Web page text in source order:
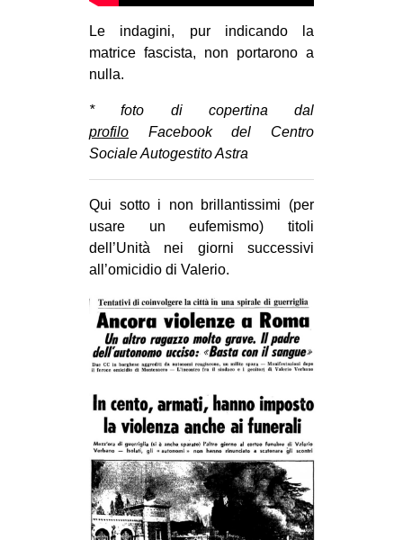
Le indagini, pur indicando la
matrice fascista, non portarono a
nulla.
* foto di copertina dal
profilo Facebook del Centro
Sociale Autogestito Astra
Qui sotto i non brillantissimi (per
usare un eufemismo) titoli
dell’Unità nei giorni successivi
all’omicidio di Valerio.